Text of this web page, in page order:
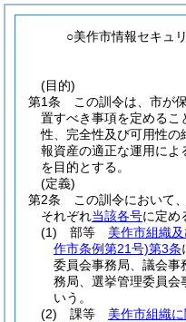
○美作市情報セキュ
(目的)
第1条
この訓令は、市が
置すべき事項を定める
性、完全性及び可用性
報資産の適正な運用によ
を目的とする。
(定義)
第2条
この訓令において、
それぞれ当該各号に定め
(1)
部等 美作市組織
作市条例第21号)第3条
委員会事務局、議会事
務局、選挙管理委員会
いう。
(2)
課等 美作市組織